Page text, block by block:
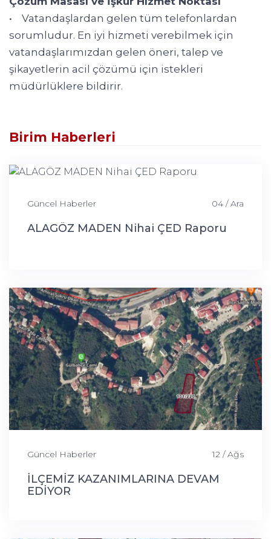
• Vatandaşlardan gelen tüm telefonlardan
sorumludur. En iyi hizmeti verebilmek için
vatandaşlarımızdan gelen öneri, talep ve
şikayetlerin acil çözümü için istekleri
müdürlüklere bildirir.
Birim Haberleri
Güncel Haberler 04 / Ara
ALAGÖZ MADEN Nihai ÇED Raporu
Güncel Haberler 12 / Ağs
İLÇEMİZ KAZANIMLARINA DEVAM
EDİYOR